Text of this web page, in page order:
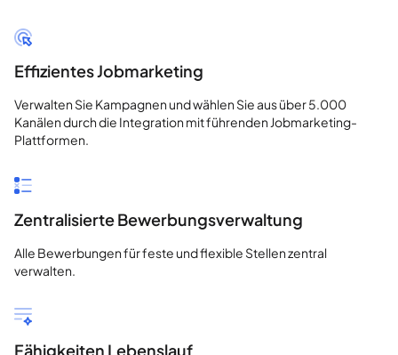
Effizientes Jobmarketing
Verwalten Sie Kampagnen und wählen Sie aus über 5.000
Kanälen durch die Integration mit führenden Jobmarketing-
Plattformen.
Zentralisierte Bewerbungsverwaltung
Alle Bewerbungen für feste und flexible Stellen zentral
verwalten.
Fähigkeiten Lebenslauf